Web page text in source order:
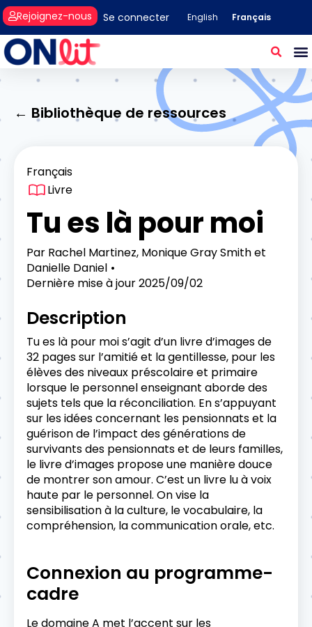
Se connecter
Rejoignez-nous English Français
← Bibliothèque de ressources
Français
Livre
Tu es là pour moi
Par Rachel Martinez, Monique Gray Smith et
Danielle Daniel
Dernière mise à jour2025/09/02
Description
Tu es là pour moi s’agit d’un livre d’images de
32 pages sur l’amitié et la gentillesse, pour les
élèves des niveaux préscolaire et primaire
lorsque le personnel enseignant aborde des
sujets tels que la réconciliation. En s’appuyant
sur les idées concernant les pensionnats et la
guérison de l’impact des générations de
survivants des pensionnats et de leurs familles,
le livre d’images propose une manière douce
de montrer son amour. C’est un livre lu à voix
haute par le personnel. On vise la
sensibilisation à la culture, le vocabulaire, la
compréhension, la communication orale, etc.
Connexion au programme-
cadre
Le domaine A met l’accent sur les